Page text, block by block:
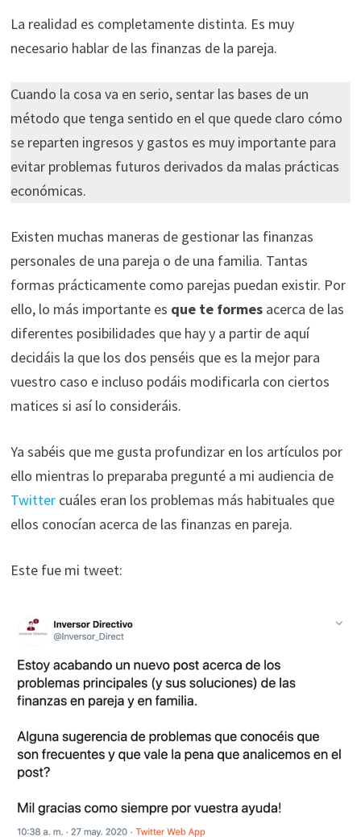
La realidad es completamente distinta. Es muy
necesario hablar de las finanzas de la pareja.
Cuando la cosa va en serio, sentar las bases de un
método que tenga sentido en el que quede claro cómo
se reparten ingresos y gastos es muy importante para
evitar problemas futuros derivados da malas prácticas
económicas.
Existen muchas maneras de gestionar las finanzas
personales de una pareja o de una familia. Tantas
formas prácticamente como parejas puedan existir. Por
ello, lo más importante es que te formesacerca de las
diferentes posibilidades que hay y a partir de aquí
decidáis la que los dos penséis que es la mejor para
vuestro caso e incluso podáis modificarla con ciertos
matices si así lo consideráis.
Ya sabéis que me gusta profundizar en los artículos por
ello mientras lo preparaba pregunté a mi audiencia de
Twittercuáles eran los problemas más habituales que
ellos conocían acerca de las finanzas en pareja.
Este fue mi tweet: